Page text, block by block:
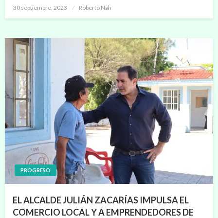
Publicado
30 septiembre, 2023 Roberto Nah
PROGRESO
EL ALCALDE JULIÁN ZACARÍAS IMPULSA EL
COMERCIO LOCAL Y A EMPRENDEDORES DE